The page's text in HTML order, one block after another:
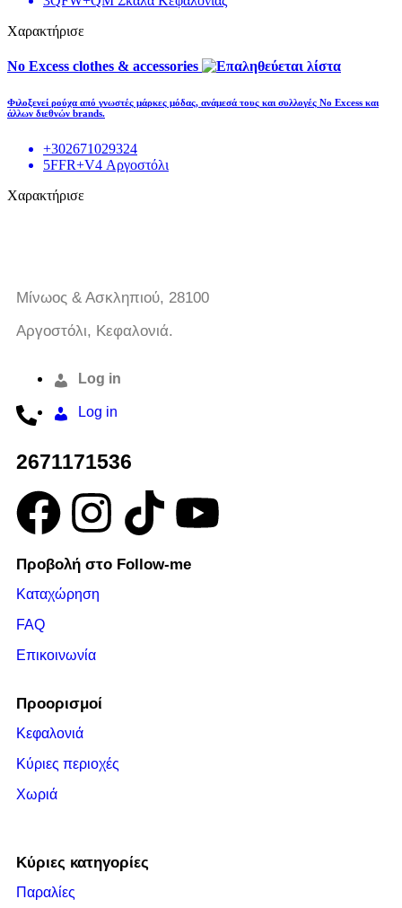
Χαρακτήρισε
No Excess clothes & accessories
Φιλοξενεί ρούχα από γνωστές μάρκες μόδας, ανάμεσά τους και συλλογές No Excess και
άλλων διεθνών brands.
+302671029324
5FFR+V4 Αργοστόλι
Χαρακτήρισε
Μίνωος & Ασκληπιού, 28100
Αργοστόλι, Κεφαλονιά.
Log in
Log in
2671171536
Προβολή στο Follow-me
Καταχώρηση
FAQ
Επικοινωνία
Προορισμοί
Κεφαλονιά
Κύριες περιοχές
Χωριά
Κύριες κατηγορίες
Παραλίες